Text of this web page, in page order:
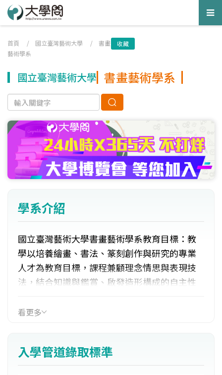
首頁 / 國立臺灣藝術大學 / 書畫
藝術學系
收藏
國立臺灣藝術大學 書畫藝術學系
學系介紹
國立臺灣藝術大學書畫藝術學系教育目標：教
學以培養繪畫、書法、篆刻創作與研究的專業
人才為教育目標，課程兼顧理念情思與表現技
法，結合知識與鑑賞、啟發造形構成的自主性
視野的新思潮亦兼容並重。課程與教學：主修
選修課程則有書法、篆刻、書畫裱褙、基楚水
彩、基礎油畫、書畫材料學、水墨專題創作、
看更多
入學管道錄取標準